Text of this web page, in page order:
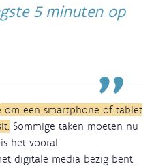
5 minuten op
om een smartphone of tablet
Sommige taken moeten nu
het vooral
digitale media bezig bent.